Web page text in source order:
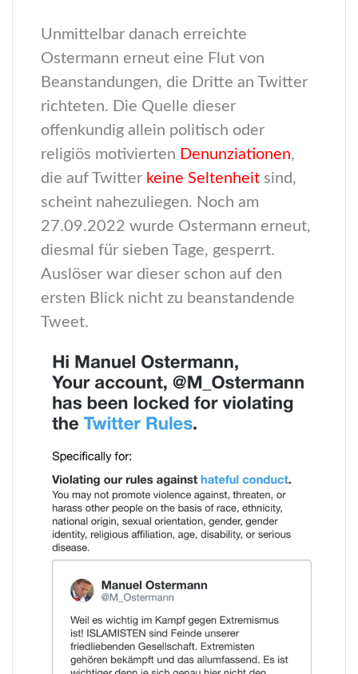
Unmittelbar danach erreichte
Ostermann erneut eine Flut von
Beanstandungen, die Dritte an Twitter
richteten. Die Quelle dieser
offenkundig allein politisch oder
religiös motivierten Denunziationen,
die auf Twitter keine Seltenheit sind,
scheint nahezuliegen. Noch am
27.09.2022 wurde Ostermann erneut,
diesmal für sieben Tage, gesperrt.
Auslöser war dieser schon auf den
ersten Blick nicht zu beanstandende
Tweet.